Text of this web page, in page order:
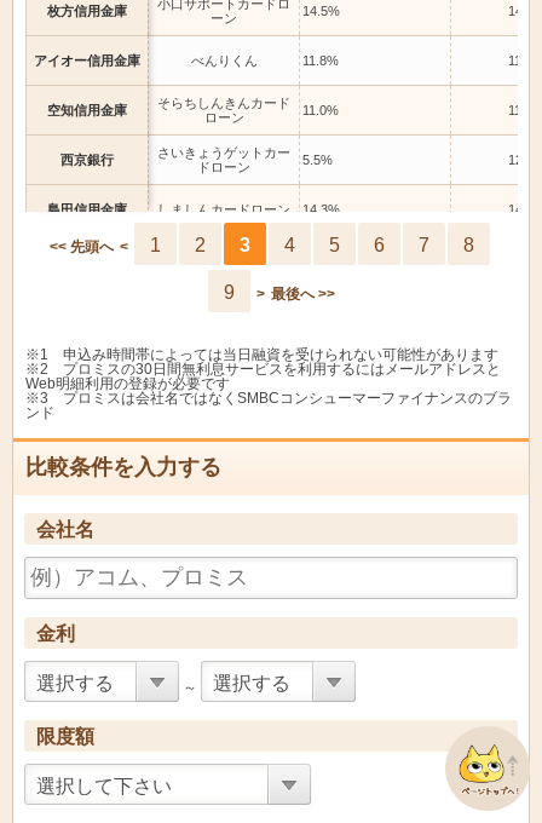
枚方信用金庫
アイオー信用金庫
空知信用金庫
西京銀行
島田信用金庫
名古屋銀行
釧路信用金庫
西京銀行
東栄信用金庫
あかぎ信用組合
東奥信用金庫
網走信用金庫
あかぎ信用組合
小口サポートカードロ
ーン
14.5%
べんりくん 11.8%
そらちしんきんカード
ローン
11.0%
さいきょうゲットカー
ドローン
5.5%
しましんカードローン 14.3%
あかぎピーターパンカ
ードローン
エール 14.5%
Ｑパックカードローン 5.0%
カードローン
あかぎＪＣＢカードロ
11.5%
しんきんきゃっする３
とうしんカードローン
（１０万円コース愛
称：ポケットカード）
14.3%
オーロラカードローン 9.0%
あかぎセディナカード
11.5%
<< 先頭へ < 1 2 3 4 5 6 7 8
9 > 最後へ >>
※1 申込み時間帯によっては当日融資を受けられない可能性があります
※2 プロミスの30日間無利息サービスを利用するにはメールアドレスと
Web明細利用の登録が必要です
※3 プロミスは会社名ではなくSMBCコンシューマーファイナンスのブラ
ンド
比較条件を入力する
会社名
金利
選択する ～ 選択する
限度額
選択して下さい